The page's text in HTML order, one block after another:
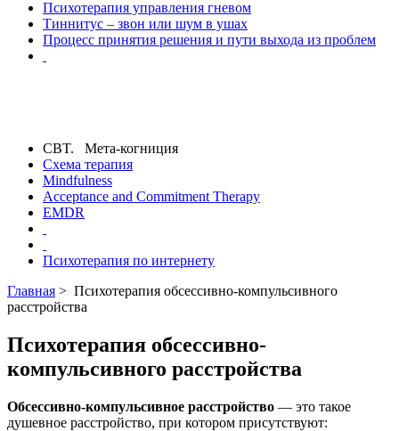
Психотерапия управления гневом
Тиннитус – звон или шум в ушах
Процесс принятия решения и пути выхода из проблем
CBT. Мета-когниция
Схема терапия
Mindfulness
Acceptance and Commitment Therapy
EMDR
Психотерапия по интернету
Главная > Психотерапия обсессивно-компульсивного
расстройства
Психотерапия обсессивно-
компульсивного расстройства
Обсессивно-компульсивное расстройство — это такое
душевное расстройство, при котором присутствуют: